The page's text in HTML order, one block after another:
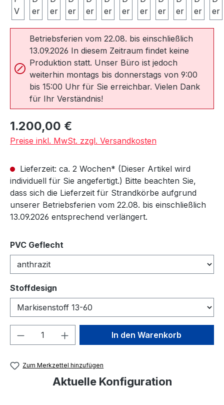
Betriebsferien vom 22.08. bis einschließlich
13.09.2026 In diesem Zeitraum findet keine
Produktion statt. Unser Büro ist jedoch
weiterhin montags bis donnerstags von 9:00
bis 15:00 Uhr für Sie erreichbar. Vielen Dank
für Ihr Verständnis!
Regulärer Preis:
1.200,00 €
Preise inkl. MwSt. zzgl. Versandkosten
Lieferzeit: ca. 2 Wochen* (Dieser Artikel wird
individuell für Sie angefertigt.) Bitte beachten Sie,
dass sich die Lieferzeit für Strandkörbe aufgrund
unserer Betriebsferien vom 22.08. bis einschließlich
13.09.2026 entsprechend verlängert.
PVC Geflecht
Stoffdesign
Produkt Anzahl: Gib denIn den Warenkorb
Zum Merkzettel hinzufügen
Aktuelle Konfiguration